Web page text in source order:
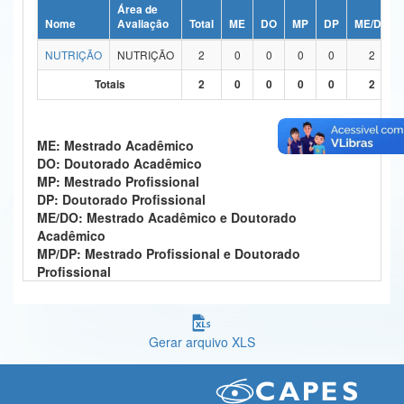
Ministério da Ciência, Tecnologia, Inovações e Comunicações
Ministério do Meio Ambiente
Controladoria-Geral da União
Ministério da Mulher, da Família e dos Direitos Humanos
Secretaria-Geral
Secretaria de Governo
Nome
Área de
Avaliação
Total ME DO MP DP
ME/DO
NUTRIÇÃO
NUTRIÇÃO 2 0 0 0 0
2
Totais
2 0 0 0 0 2
ME: Mestrado Acadêmico
DO: Doutorado Acadêmico
MP: Mestrado Profissional
DP: Doutorado Profissional
ME/DO: Mestrado Acadêmico e Doutorado
Acadêmico
MP/DP: Mestrado Profissional e Doutorado
Profissional
Gerar arquivo XLS